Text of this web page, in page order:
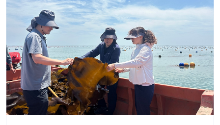
2026-06-27